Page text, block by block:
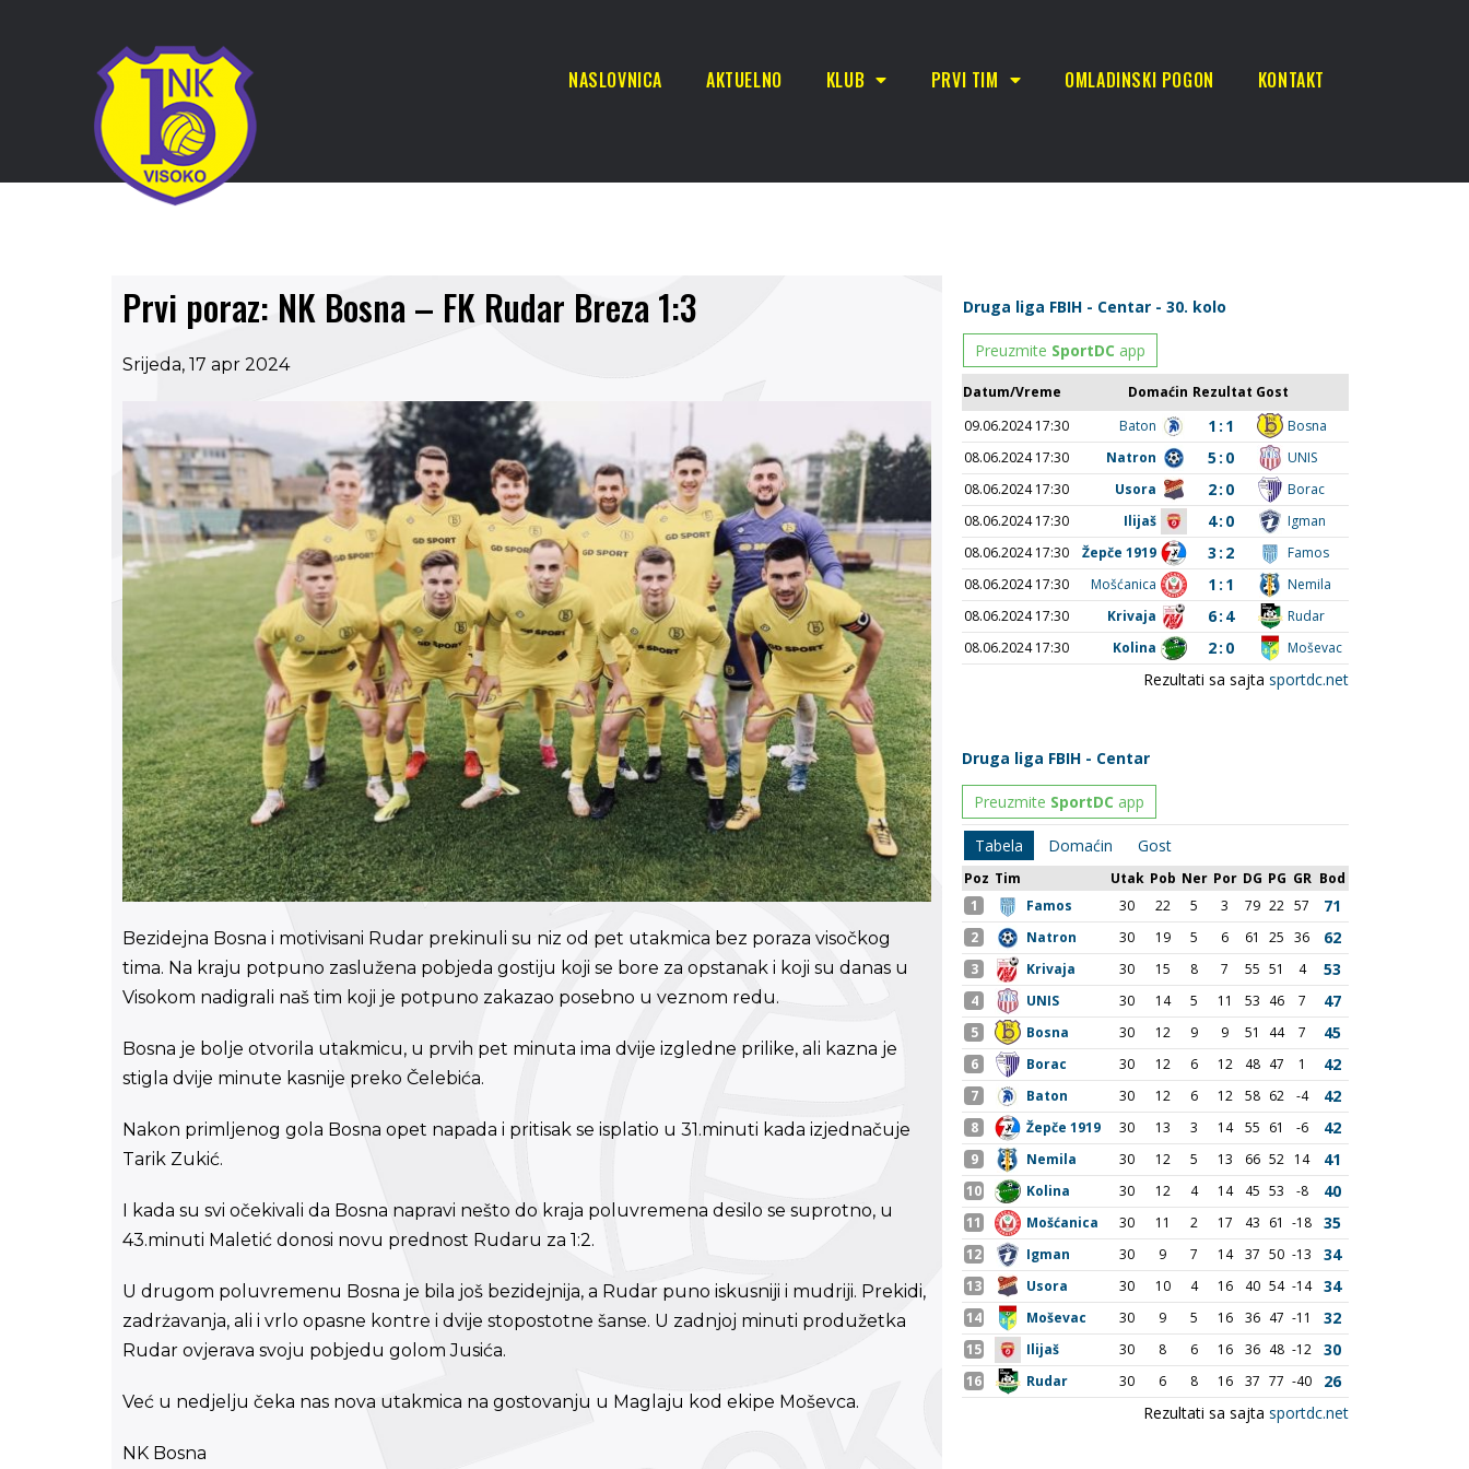
NASLOVNICA AKTUELNO KLUB PRVI TIM OMLADINSKI POGON KONTAKT
Prvi poraz: NK Bosna – FK Rudar Breza 1:3
Srijeda, 17 apr 2024
Bezidejna Bosna i motivisani Rudar prekinuli su niz od pet utakmica bez poraza visočkog
tima. Na kraju potpuno zaslužena pobjeda gostiju koji se bore za opstanak i koji su danas u
Visokom nadigrali naš tim koji je potpuno zakazao posebno u veznom redu.
Bosna je bolje otvorila utakmicu, u prvih pet minuta ima dvije izgledne prilike, ali kazna je
stigla dvije minute kasnije preko Čelebića.
Nakon primljenog gola Bosna opet napada i pritisak se isplatio u 31.minuti kada izjednačuje
Tarik Zukić.
I kada su svi očekivali da Bosna napravi nešto do kraja poluvremena desilo se suprotno, u
43.minuti Maletić donosi novu prednost Rudaru za 1:2.
U drugom poluvremenu Bosna je bila još bezidejnija, a Rudar puno iskusniji i mudriji. Prekidi,
zadrżavanja, ali i vrlo opasne kontre i dvije stopostotne šanse. U zadnjoj minuti produžetka
Rudar ovjerava svoju pobjedu golom Jusića.
Već u nedjelju čeka nas nova utakmica na gostovanju u Maglaju kod ekipe Moševca.
NK Bosna